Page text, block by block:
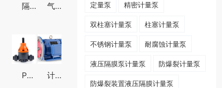
隔膜式脉冲阻尼器 气囊式脉冲阻尼器
PVC背压阀 计量泵电机
定量泵 精密计量泵
双柱塞计量泵 柱塞计量泵
不锈钢计量泵 耐腐蚀计量泵
液压隔膜泵计量泵 防爆裂计量泵
​防爆裂装置液压隔膜计量泵